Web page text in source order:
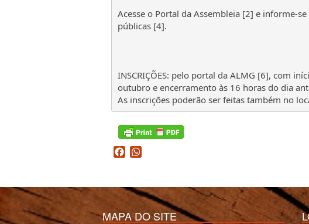
Acesse o Portal da Assembleia [2] e informe-
públicas [4].
INSCRIÇÕES: pelo portal da ALMG [6], com
outubro e encerramento às 16 horas do dia
As inscrições poderão ser feitas também no
Facebook
MAPA DO SITE